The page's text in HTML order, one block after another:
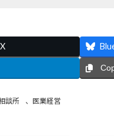
X
談所 、 医業経営